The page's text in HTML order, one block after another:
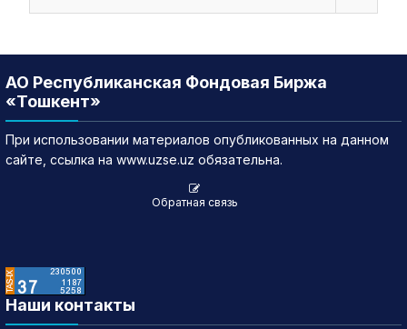
АО Республиканская Фондовая Биржа
«Тошкент»
При использовании материалов опубликованных на данном
сайте, ссылка на www.uzse.uz обязательна.
Обратная связь
Наши контакты